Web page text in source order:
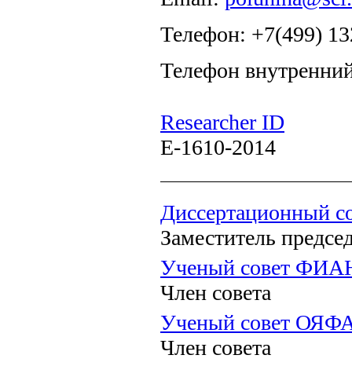
Телефон: +7(499)
Телефон
Researcher ID
E-1610-2014
Диссертационный
Заместитель
Ученый совет
Член совета
Ученый совет
Член совета